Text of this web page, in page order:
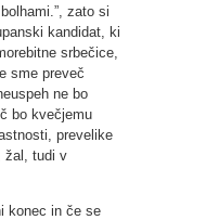
zato si
kandidat, ki
srbečice,
sme preveč
ne bo
bo kvečjemu
prevelike
žal, tudi v
konec in če se